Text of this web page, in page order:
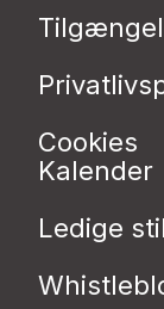
Cookies
Kalender
Ledige